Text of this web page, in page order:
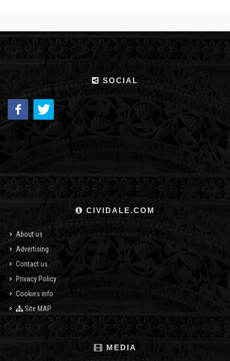
SOCIAL
CIVIDALE.COM
About us
Advertising
Contact us
Privacy Policy
Cookies info
Site MAP
MEDIA